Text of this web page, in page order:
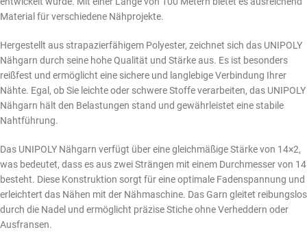
Material für verschiedene Nähprojekte.
Hergestellt aus strapazierfähigem Polyester, zeichnet sich das UNIPOLY
Nähgarn durch seine hohe Qualität und Stärke aus. Es ist besonders
reißfest und ermöglicht eine sichere und langlebige Verbindung Ihrer
Nähte. Egal, ob Sie leichte oder schwere Stoffe verarbeiten, das UNIPOLY
Nähgarn hält den Belastungen stand und gewährleistet eine stabile
Nahtführung.
Das UNIPOLY Nähgarn verfügt über eine gleichmäßige Stärke von 14×2,
was bedeutet, dass es aus zwei Strängen mit einem Durchmesser von 14
besteht. Diese Konstruktion sorgt für eine optimale Fadenspannung und
erleichtert das Nähen mit der Nähmaschine. Das Garn gleitet reibungslos
durch die Nadel und ermöglicht präzise Stiche ohne Verheddern oder
Ausfransen.